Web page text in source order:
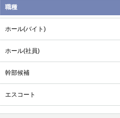
職種
ホール(バイト)
ホール(社員)
幹部候補
エスコート
関内 横浜
新横浜
小田原
横浜・桜木町
厚木
大宮